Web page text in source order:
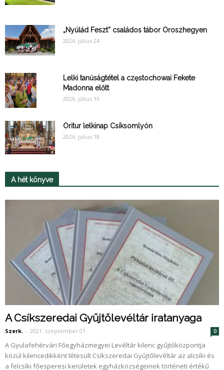
„Nyúlád Feszt” családos tábor Oroszhegyen
2026. július 24.
Lelki tanúságtétel a częstochowai Fekete
Madonna előtt
2026. július 19.
Oritur lelkinap Csíksomlyón
2026. július 18.
A hét könyve
A Csíkszeredai Gyűjtőlevéltár iratanyaga
Szerk. - 2021. szeptember 01. 0
A Gyulafehérvári Főegyházmegyei Levéltár kilenc gyűjtőközpontja
közül kilencedikként létesült Csíkszeredai Gyűjtőlevéltár az alcsíki és
a felcsíki főesperesi kerületek egyházközségeinek történeti értékű